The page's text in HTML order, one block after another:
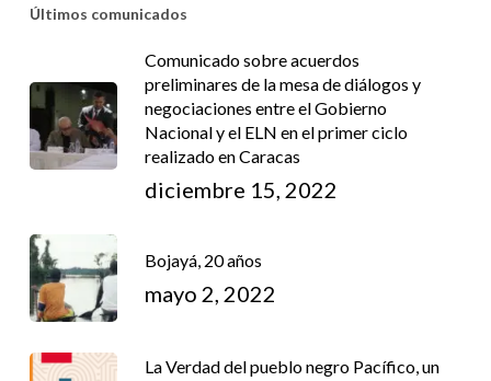
Últimos comunicados
Comunicado sobre acuerdos
preliminares de la mesa de diálogos y
negociaciones entre el Gobierno
Nacional y el ELN en el primer ciclo
realizado en Caracas
diciembre 15, 2022
Bojayá, 20 años
mayo 2, 2022
La Verdad del pueblo negro Pacífico, un